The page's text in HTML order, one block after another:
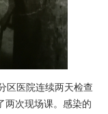
区医院连续两天检查
两次现场课。感染的